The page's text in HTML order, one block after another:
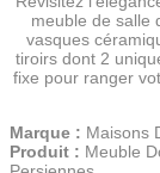
meuble de salle
vasques
tiroirs dont 2
fixe pour ranger
Marque : Maisons
Produit : Meuble